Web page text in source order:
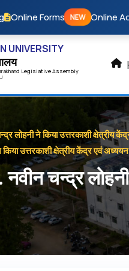
Online Forms NEW Online
UNIVERSITY
Legislative Assembly
लोहनी ने किया उत्तरकाशी क्षेत्रीय
उत्तरकाशी क्षेत्रीय केंद्र एवं अध्ययन
चन्द्र